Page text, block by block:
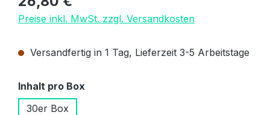
Preise inkl. MwSt. zzgl. Versandkosten
Versandfertig in 1 Tag, Lieferzeit 3-5 Arbeitstage
Inhalt pro Box
30er Box